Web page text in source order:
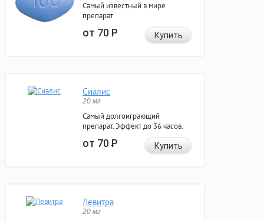
Самый известный в мире
препарат
от 70Р Купить
Сиалис
20 мг
Самый долгоиграющий
препарат. Эффект до 36 часов.
от 70Р Купить
Левитра
20 мг